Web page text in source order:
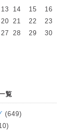
13 14 15
16
20 21 22
23
27 28 29
30
覧
(649)